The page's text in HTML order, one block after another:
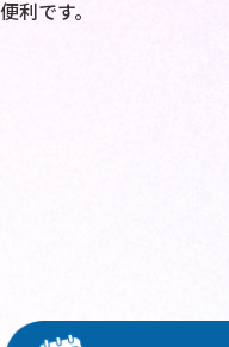
利です。